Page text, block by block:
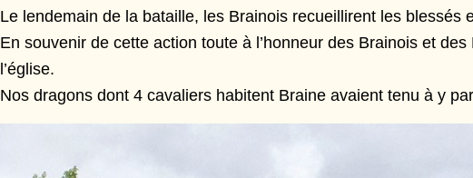
Le lendemain de la bataille, les Brainois recueillirent les blessés
En souvenir de cette action toute à l’honneur des Brainois et
l’église.
Nos dragons dont 4 cavaliers habitent Braine avaient tenu à y